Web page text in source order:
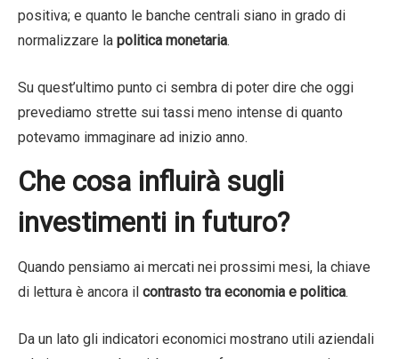
positiva; e quanto le banche centrali siano in grado di
normalizzare la politica monetaria.
Su quest’ultimo punto ci sembra di poter dire che oggi
prevediamo strette sui tassi meno intense di quanto
potevamo immaginare ad inizio anno.
Che cosa influirà sugli
investimenti in futuro?
Quando pensiamo ai mercati nei prossimi mesi, la chiave
di lettura è ancora il contrasto tra economia e politica.
Da un lato gli indicatori economici mostrano utili aziendali